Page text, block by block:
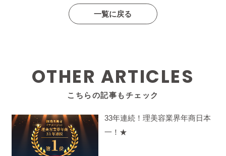
一覧に戻る
OTHER ARTICLES
こちらの記事もチェック
33年連続！理美容業界年商日本
一！★